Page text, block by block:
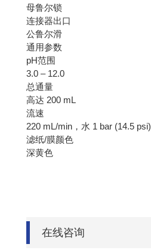
母鲁尔锁
连接器出口
公鲁尔滑
通用参数
pH范围
3.0 – 12.0
总通量
高达 200 mL
流速
220 mL/min，水 1 bar (14.5 psi)
滤纸/膜颜色
深黄色
在线咨询